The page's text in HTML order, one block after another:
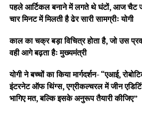
पहले आर्टिकल बनाने में लगते थे घंटों, आज चैट
चार मिनट में मिलती है ढेर सारी सामग्रीः योगी
काल का चक्र बड़ा विचित्र होता है, जो उस
वही आगे बढ़ता हैः मुख्यमंत्री
योगी ने बच्चों का किया मार्गदर्शन- “एआई,
इंटरनेट ऑफ थिंग्स, एग्रीकल्चरल में जीन
भागिए मत, बल्कि इसके अनुरूप तैयारी कीजिए”